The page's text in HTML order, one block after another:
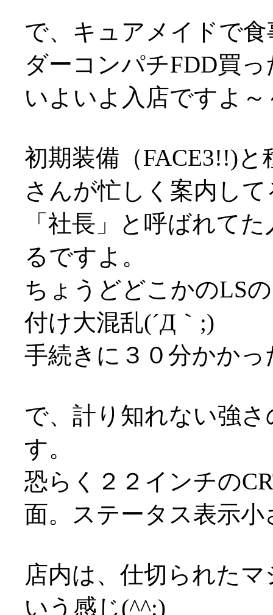
で、キュアメイドで
ダーコンパチFDD買
いよいよ入店ですよ～
初期装備（FACE3!!)
さんが忙しく案内して
「社長」と呼ばれて
るですよ。
ちょうどどこかのLS
付け大混乱(´Д｀;)
手続きに３０分かか
で、計り知れない強
す。
恐らく２２インチの
面。ステータス表示
店内は、仕切られた
いう感じ(^^;)